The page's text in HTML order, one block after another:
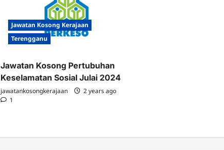
Jawatan Kosong Kerajaan
Terengganu
Jawatan Kosong Pertubuhan
Keselamatan Sosial Julai 2024
jawatankosongkerajaan
2 years ago
1